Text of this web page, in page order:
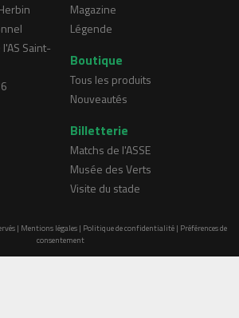
Saint-
Magazine
Légende
Boutique
Tous les produits
Nouveautés
Billetterie
Matchs de l'ASSE
Musée des Verts
Visite du stade
| Mentions légales| Politique de confidentialité| Préférences de
consentement